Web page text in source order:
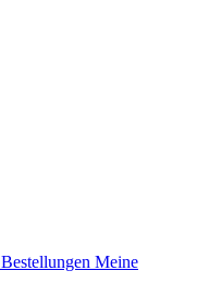
Bestellungen Meine